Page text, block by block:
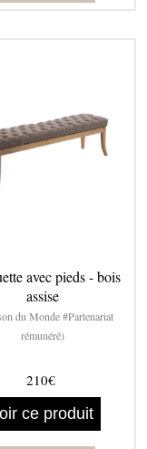
avec pieds - bois
assise
du Monde #Partenariat
rémunéré)
210€
ce produit